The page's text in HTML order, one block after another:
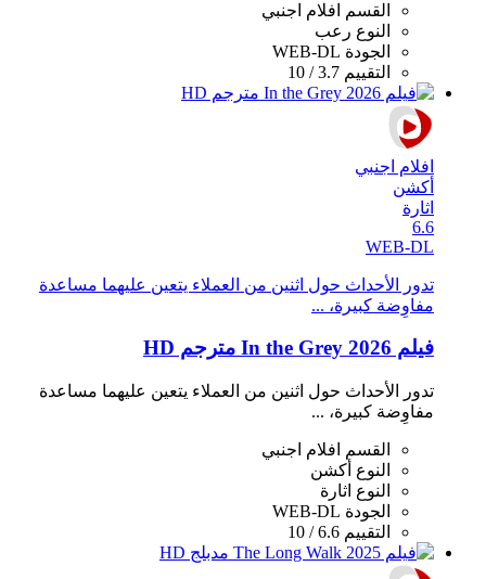
القسم افلام اجنبي
النوع رعب
الجودة WEB-DL
التقييم 3.7 / 10
افلام اجنبي
أكشن
اثارة
6.6
WEB-DL
تدور الأحداث حول اثنين من العملاء يتعين عليهما مساعدة
مفاوِضة كبيرة، ...
فيلم In the Grey 2026 مترجم HD
تدور الأحداث حول اثنين من العملاء يتعين عليهما مساعدة
مفاوِضة كبيرة، ...
القسم
افلام اجنبي
النوع أكشن
النوع اثارة
الجودة WEB-DL
التقييم 6.6 / 10